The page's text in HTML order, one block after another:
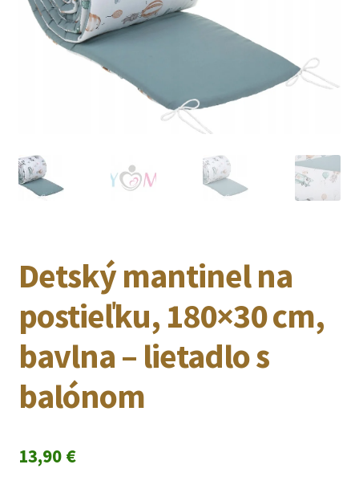
Detský mantinel na
postieľku, 180×30 cm,
bavlna – lietadlo s
balónom
13,90 €